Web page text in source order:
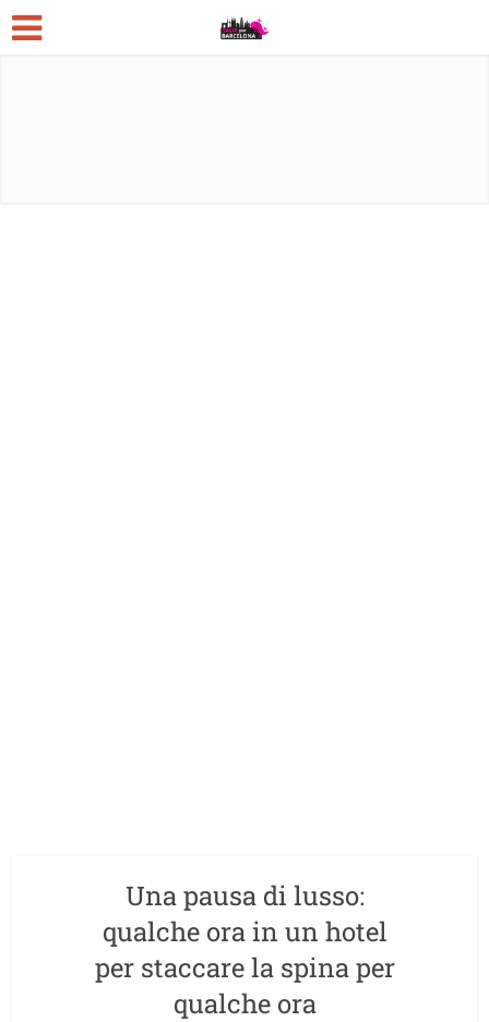
Una pausa di lusso:
qualche ora in un hotel
per staccare la spina per
qualche ora